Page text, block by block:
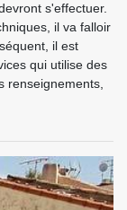
s'effectuer.
il va falloir
il est
qui utilise des
renseignements,